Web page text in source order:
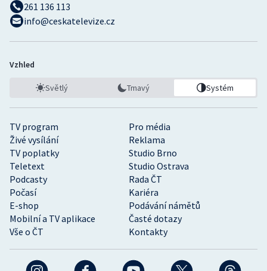
TV program
Pro média
Živé vysílání
Reklama
TV poplatky
Studio Brno
Teletext
Studio Ostrava
Podcasty
Rada ČT
Počasí
Kariéra
E-shop
Podávání námětů
Mobilní a TV aplikace
Časté dotazy
Vše o ČT
Kontakty
261 136 113
info@ceskatelevize.cz
Vzhled
Světlý Tmavý Systém